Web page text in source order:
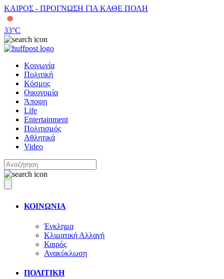
ΚΑΙΡΟΣ - ΠΡΟΓΝΩΣΗ ΓΙΑ ΚΑΘΕ ΠΟΛΗ
33°C
Κοινωνία
Πολιτική
Κόσμος
Οικονομία
Άποψη
Life
Entertainment
Πολιτισμός
Αθλητικά
Video
ΚΟΙΝΩΝΙΑ
Έγκλημα
Κλιματική Αλλαγή
Καιρός
Ανακύκλωση
ΠΟΛΙΤΙΚΗ